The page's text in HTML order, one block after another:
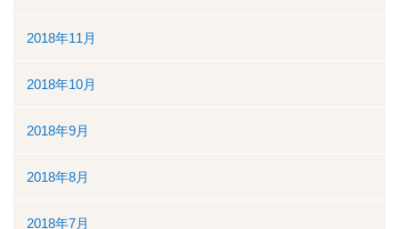
2018年11月
2018年10月
2018年9月
2018年8月
2018年7月